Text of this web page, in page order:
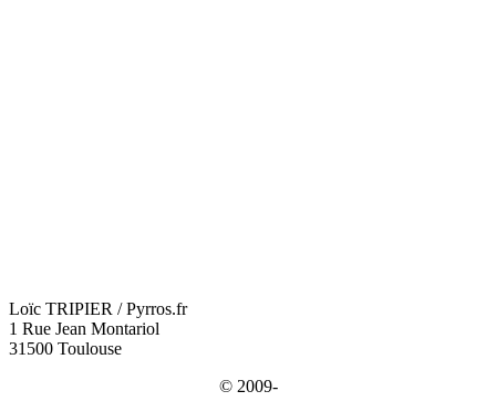
Loïc TRIPIER / Pyrros.fr
1 Rue Jean Montariol
31500 Toulouse
© 2009-